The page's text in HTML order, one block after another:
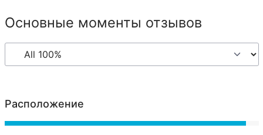
Основные моменты отзывов
Расположение